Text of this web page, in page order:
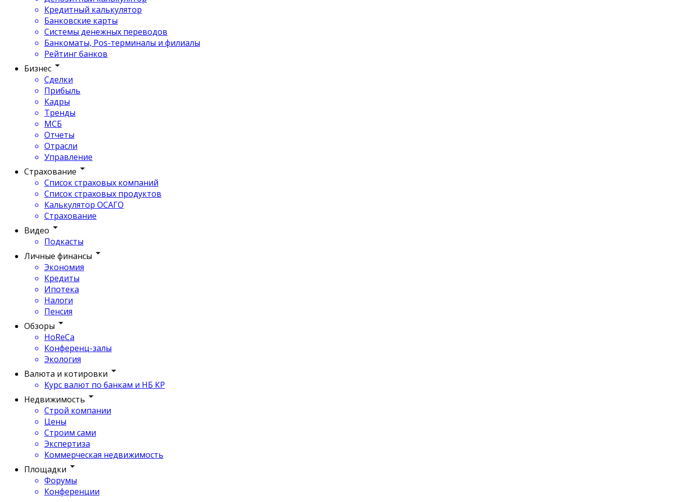
Кредитный калькулятор
Банковские карты
Системы денежных переводов
Банкоматы, Pos-терминалы и филиалы
Рейтинг банков
Бизнес
Сделки
Прибыль
Кадры
Тренды
МСБ
Отчеты
Отрасли
Управление
Страхование
Список страховых компаний
Список страховых продуктов
Калькулятор ОСАГО
Страхование
Видео
Подкасты
Личные финансы
Экономия
Кредиты
Ипотека
Налоги
Пенсия
Обзоры
HoReCa
Конференц-залы
Экология
Валюта и котировки
Курс валют по банкам и НБ КР
Недвижимость
Строй компании
Цены
Строим сами
Экспертиза
Коммерческая недвижимость
Площадки
Форумы
Конференции